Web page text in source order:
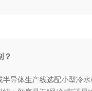
？
导体生产线选配小型冷水